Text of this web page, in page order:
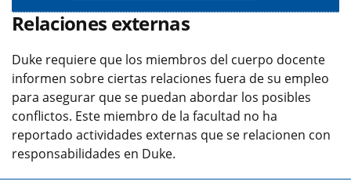
Relaciones externas
Duke requiere que los miembros del cuerpo docente
informen sobre ciertas relaciones fuera de su empleo
para asegurar que se puedan abordar los posibles
conflictos. Este miembro de la facultad no ha
reportado actividades externas que se relacionen con
responsabilidades en Duke.